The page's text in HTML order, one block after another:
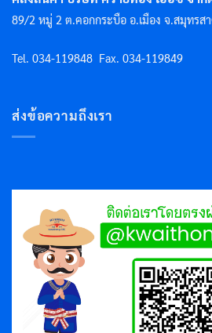
89/2 หมู่ 2 ต.คอกกระบือ อ.เมือง จ.สมุทรส
Tel. 034-119848 Fax. 034-119849
ส่งข้อความถึงเรา